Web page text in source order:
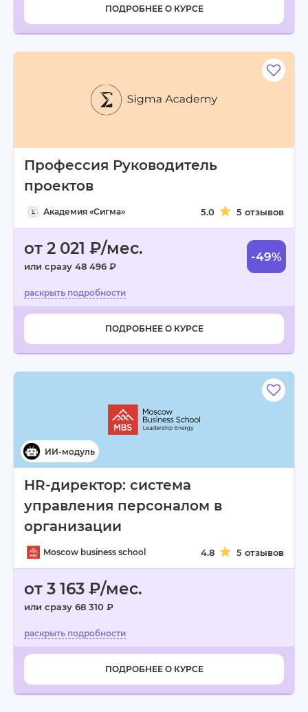
ПОДРОБНЕЕ О КУРСЕ
Профессия Руководитель
проектов
Академия «Сигма» 5.0 5 отзывов
от 2 021 ₽/мес.
или сразу 48 496 ₽
-49%
ПОДРОБНЕЕ О КУРСЕ
HR-директор: система
управления персоналом в
организации
Moscow business school 4.8 5 отзывов
от 3 163 ₽/мес.
или сразу 68 310 ₽
ПОДРОБНЕЕ О КУРСЕ